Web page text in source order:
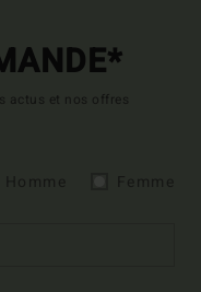
actus et nos offres